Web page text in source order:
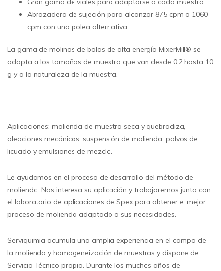
Gran gama de viales para adaptarse a cada muestra
Abrazadera de sujeción para alcanzar 875 cpm o 1060
cpm con una polea alternativa
La gama de molinos de bolas de alta energía MixerMill® se
adapta a los tamaños de muestra que van desde 0,2 hasta 10
g y a la naturaleza de la muestra.
Aplicaciones: molienda de muestra seca y quebradiza,
aleaciones mecánicas, suspensión de molienda, polvos de
licuado y emulsiones de mezcla.
Le ayudamos en el proceso de desarrollo del método de
molienda. Nos interesa su aplicación y trabajaremos junto con
el laboratorio de aplicaciones de Spex para obtener el mejor
proceso de molienda adaptado a sus necesidades.
Serviquimia acumula una amplia experiencia en el campo de
la molienda y homogeneización de muestras y dispone de
Servicio Técnico propio. Durante los muchos años de